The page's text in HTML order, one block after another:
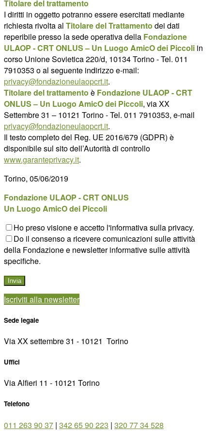
Titolare del trattamento
I diritti in oggetto potranno essere esercitati mediante
richiesta rivolta al Titolare del Trattamento dei dati
reperibile presso la sede operativa della Fondazione
ULAOP - CRT ONLUS – Un Luogo AmicO dei Piccoli in
corso Unione Sovietica 220/d, 10134 Torino - Tel. 011
7910353 o al seguente indirizzo e-mail:
privacy@fondazioneulaopcrt.it.
Titolare del trattamento è Fondazione ULAOP - CRT
ONLUS – Un Luogo AmicO dei Piccoli, via XX
Settembre 31 – 10121 Torino - Tel. 011 7910353, e-mail
privacy@fondazioneulaopcrt.it.
Il testo completo del Reg. UE 2016/679 (GDPR) è
disponibile sul sito dell’Autorità di controllo
www.garanteprivacy.it.
Torino, 05/06/2019
Fondazione ULAOP - CRT ONLUS
Un Luogo AmicO dei Piccoli
Ho preso visione e accetto l'informativa sulla privacy.
Do il consenso a ricevere comunicazioni sulle attività
della Fondazione e newsletter informative sulle attività
specifiche.
Iscriviti alla newsletter
Sede legale
Via XX settembre 31 - 10121 ­ Torino
Uffici
Via Alfieri 11 - 10121 Torino
Telefono
011 263 90 37 | 342 65 90 223 | 320 77 34 528